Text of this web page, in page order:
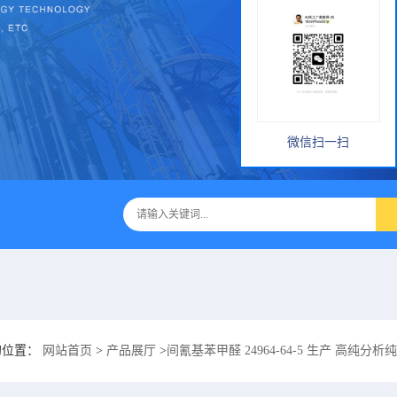
置： 网站首页 > 产品展厅 >间氰基苯甲醛 24964-64-5 生产 高纯分析
微信扫一扫